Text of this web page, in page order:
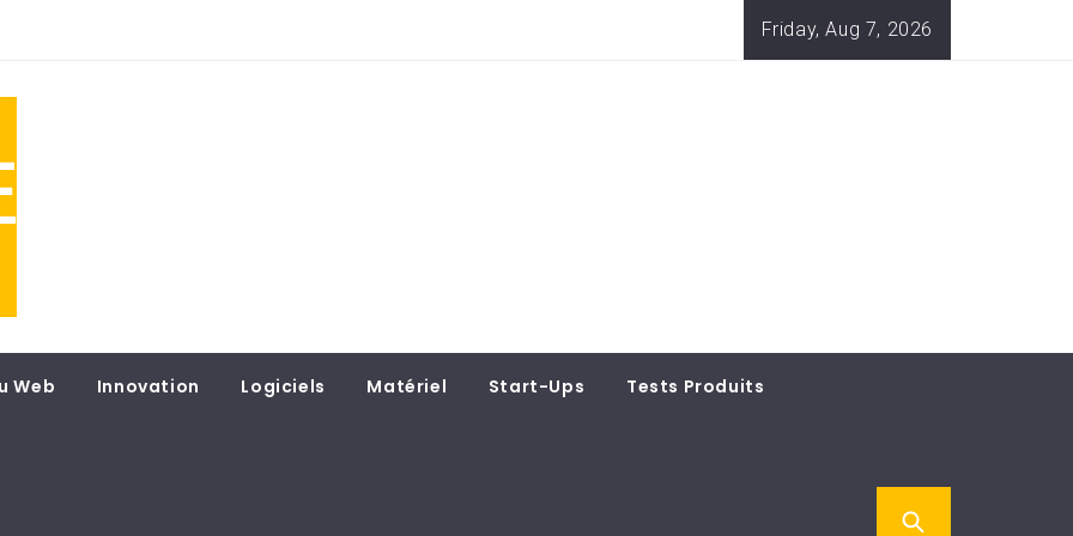
Friday, Aug 7, 2026
Web Innovation Logiciels Matériel Start-Ups Tests Produits